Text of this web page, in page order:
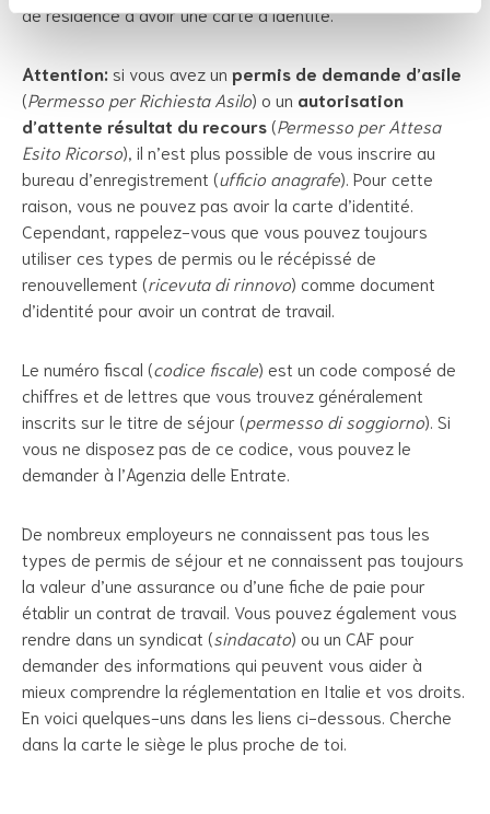
de résidence d’avoir une carte d’identité.
Attention: si vous avez un permis de demande d’asile
(Permesso per Richiesta Asilo) o un autorisation
d’attente résultat du recours(Permesso per Attesa
Esito Ricorso), il n’est plus possible de vous inscrire au
bureau d’enregistrement (ufficio anagrafe). Pour cette
raison, vous ne pouvez pas avoir la carte d’identité.
Cependant, rappelez-vous que vous pouvez toujours
utiliser ces types de permis ou le récépissé de
renouvellement (ricevuta di rinnovo) comme document
d’identité pour avoir un contrat de travail.
Le numéro fiscal (codice fiscale) est un code composé de
chiffres et de lettres que vous trouvez généralement
inscrits sur le titre de séjour (permesso di soggiorno). Si
vous ne disposez pas de ce codice, vous pouvez le
demander à l’Agenzia delle Entrate.
De nombreux employeurs ne connaissent pas tous les
types de permis de séjour et ne connaissent pas toujours
la valeur d’une assurance ou d’une fiche de paie pour
établir un contrat de travail. Vous pouvez également vous
rendre dans un syndicat (sindacato) ou un CAF pour
demander des informations qui peuvent vous aider à
mieux comprendre la réglementation en Italie et vos droits.
En voici quelques-uns dans les liens ci-dessous. Cherche
dans la carte le siège le plus proche de toi.